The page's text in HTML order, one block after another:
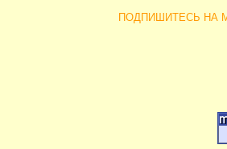
ПОДПИШИТЕСЬ НА